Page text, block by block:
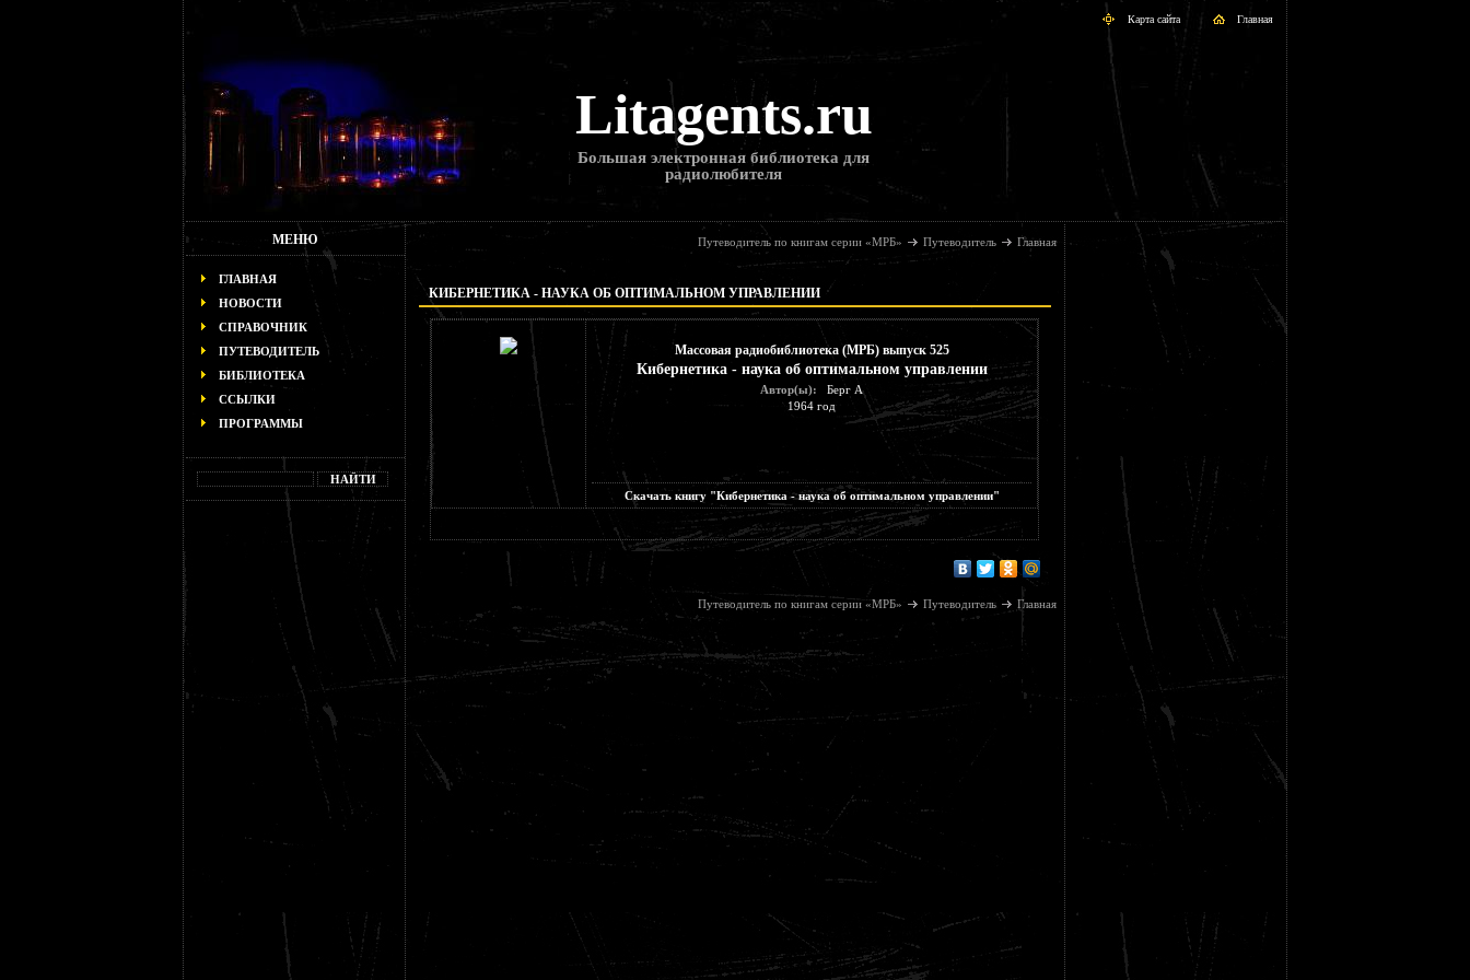
Главная
Карта сайта
Litagents.ru
Большая электронная библиотека для
радиолюбителя
МЕНЮ
ГЛАВНАЯ
НОВОСТИ
СПРАВОЧНИК
ПУТЕВОДИТЕЛЬ
БИБЛИОТЕКА
ССЫЛКИ
ПРОГРАММЫ
Путеводитель по книгам серии «МРБ» Путеводитель Главная
КИБЕРНЕТИКА - НАУКА ОБ ОПТИМАЛЬНОМ УПРАВЛЕНИИ
Массовая радиобиблиотека (МРБ) выпуск 525
Кибернетика - наука об оптимальном управлении
Автор(ы): Берг А
1964 год
Скачать книгу "Кибернетика - наука об оптимальном управлении"
Путеводитель по книгам серии «МРБ» Путеводитель Главная